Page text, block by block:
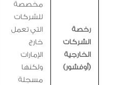
رخصة
الشركات
الخارجية
(أوفشور)
مخصصة
للشركات
التي تعمل
خارج
الإمارات
ولكنها
مسجلة